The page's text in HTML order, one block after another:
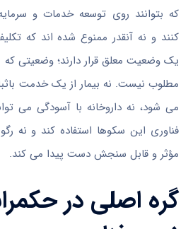
که بتوانند روی توسعه خدمات و
کنند و نه آنقدر ممنوع شده اند که
یک وضعیت معلق قرار دارند؛ وضعیتی
مطلوب نیست. نه بیمار از یک خدمت
می شود، نه داروخانه با آسودگی می
فناوری این سکوها استفاده کند و نه
مؤثر و قابل سنجش دست پیدا می کند.
گره اصلی در